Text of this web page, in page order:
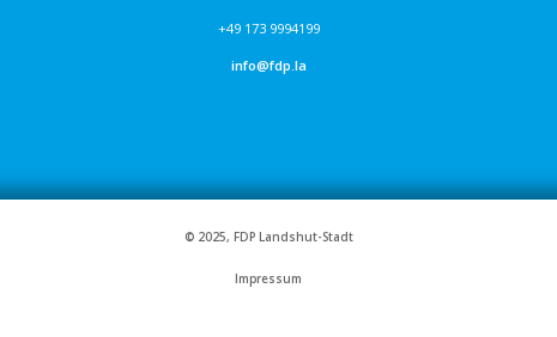
+49 173 9994199
info@fdp.la
© 2025, FDP Landshut-Stadt
Impressum